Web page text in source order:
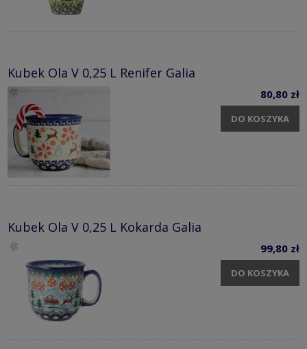
Kubek Ola V 0,25 L Renifer Galia
80,80 zł
DO KOSZYKA
Kubek Ola V 0,25 L Kokarda Galia
99,80 zł
DO KOSZYKA